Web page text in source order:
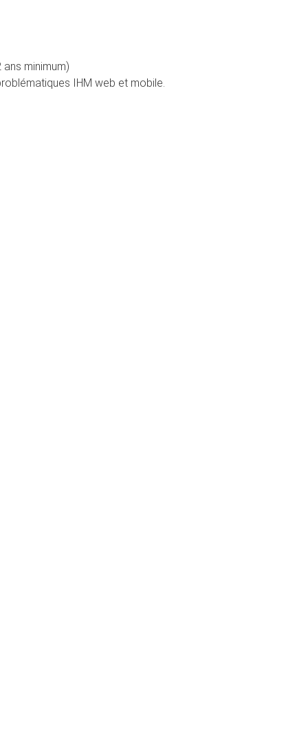
minimum)
IHM web et mobile.